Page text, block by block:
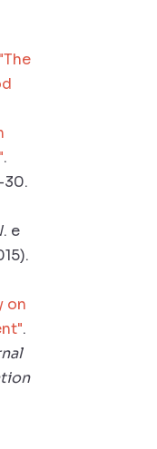
"The
.
30.
e
on
.